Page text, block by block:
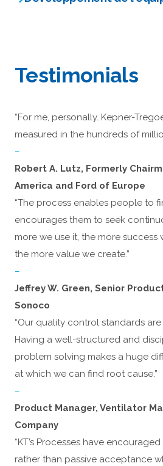
Testimonials
“For me, personally…Kepner-
measured in the hundreds of
–
Robert A. Lutz, Formerly
America and Ford of Europe
“The process enables people to
encourages them to seek
more we use it, the more success
the more value we create.”
–
Jeffrey W. Green, Senior
Sonoco
“Our quality control standards
Having a well-structured and
problem solving makes a huge
at which we can find root cause.”
–
Product Manager, Ventilator
Company
“KT’s Processes have
rather than passive acceptance